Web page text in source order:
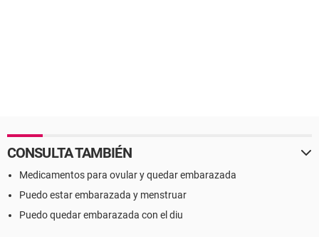
CONSULTA TAMBIÉN
Medicamentos para ovular y quedar embarazada
Puedo estar embarazada y menstruar
Puedo quedar embarazada con el diu